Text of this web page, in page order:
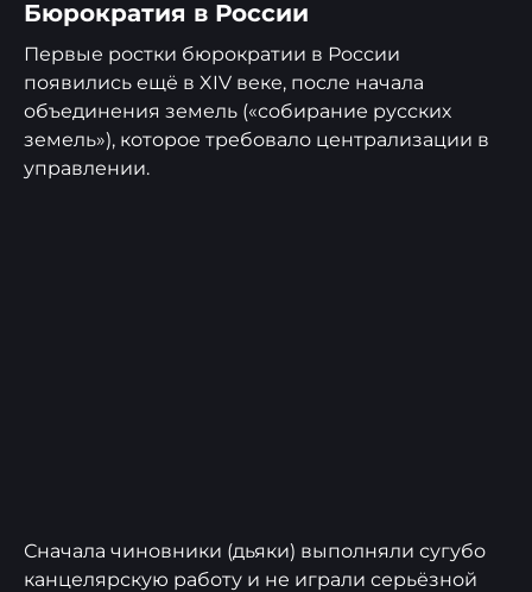
Бюрократия в России
Первые ростки бюрократии в России
появились ещё в XIV веке, после начала
объединения земель («собирание русских
земель»), которое требовало централизации в
управлении.
Сначала чиновники (дьяки) выполняли сугубо
канцелярскую работу и не играли серьёзной